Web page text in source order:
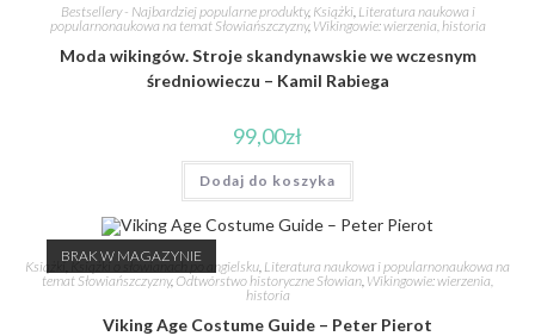
Bestsellery - Najbardziej popularne produkty, Książki, Literatura naukowa i
popularnonaukowa na temat Słowiańszczyzny, Wikingowie: wierzenia, historia
Moda wikingów. Stroje skandynawskie we wczesnym
średniowieczu – Kamil Rabiega
99,00zł
Dodaj do koszyka
BRAK W MAGAZYNIE
Książki,Książki o słowianach po angielsku Literatura naukowa i popularnonaukowa na
temat Słowiańszczyzny, Odtwórstwo historyczne Słowian Wikingowie: wierzenia,
historia
Viking Age Costume Guide – Peter Pierot